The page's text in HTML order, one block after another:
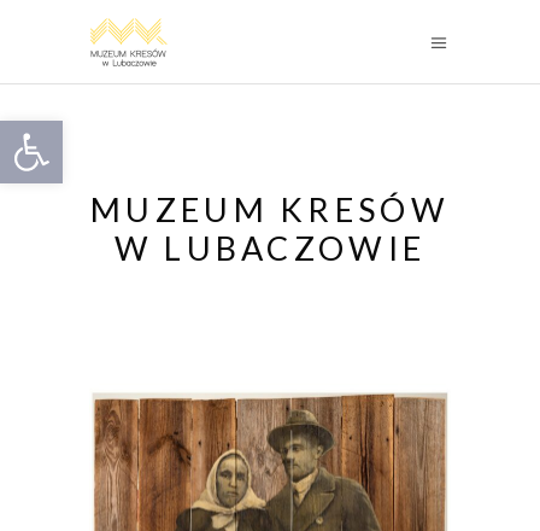
Otwórz pasek narzędzi
MUZEUM KRESÓW
W LUBACZOWIE